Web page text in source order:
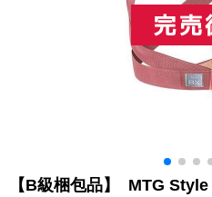
【B級梱包品】 MTG